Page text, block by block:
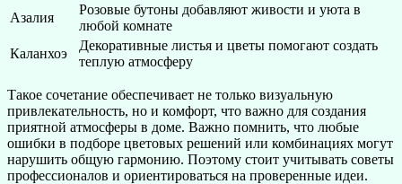
Азалия
Розовые бутоны добавляют живости и уюта в
любой комнате
Каланхоэ
Декоративные листья и цветы помогают создать
теплую атмосферу
Такое сочетание обеспечивает не только визуальную
привлекательность, но и комфорт, что важно для создания
приятной атмосферы в доме. Важно помнить, что любые
ошибки в подборе цветовых решений или комбинациях могут
нарушить общую гармонию. Поэтому стоит учитывать советы
профессионалов и ориентироваться на проверенные идеи.